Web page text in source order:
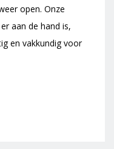
open. Onze
aan de hand is,
en vakkundig voor